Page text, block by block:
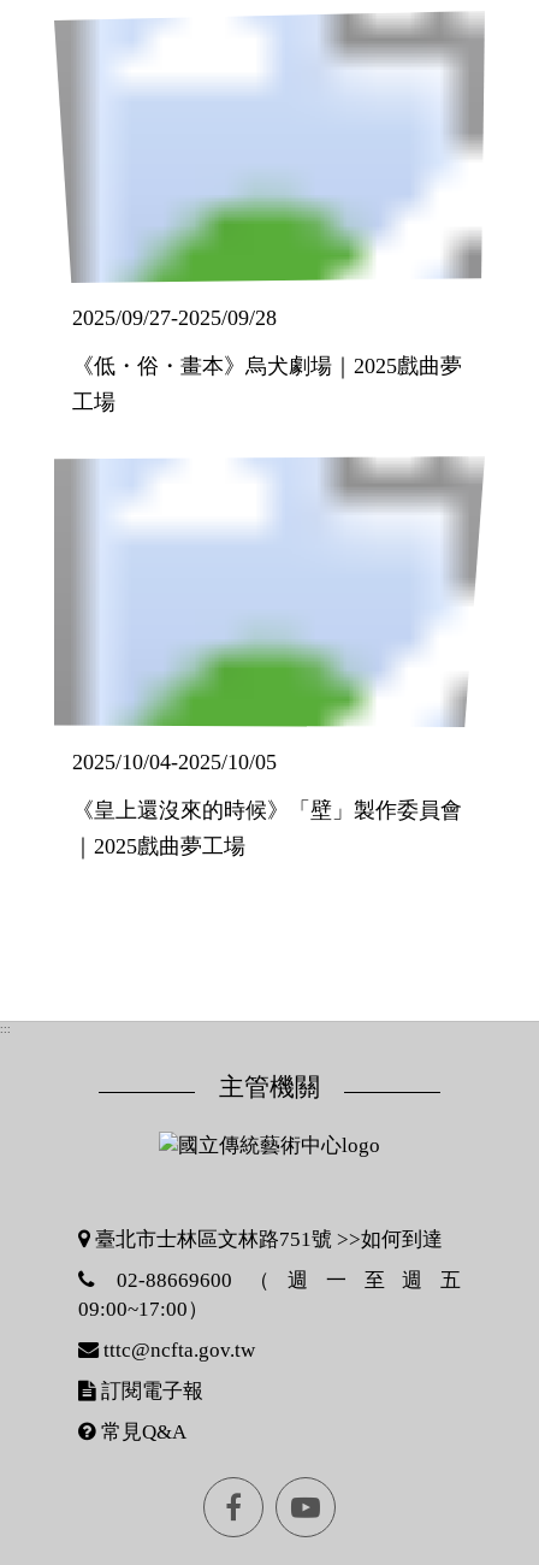
2025/09/27-2025/09/28
《低・俗・畫本》烏犬劇場｜2025戲曲夢
工場
2025/10/04-2025/10/05
《皇上還沒來的時候》「壁」製作委員會
｜2025戲曲夢工場
:::
主管機關
臺北市士林區文林路751號 >>如何到達
02-88669600（週一至週五
09:00~17:00）
tttc@ncfta.gov.tw
訂閱電子報
常見Q&A
Facebook[另youtube[另